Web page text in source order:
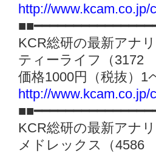
http://www.kcam.co.jp/
KCR総研の最新アナ
ティーライフ（3172
価格1000円（税抜）1
http://www.kcam.co.jp/
KCR総研の最新アナ
メドレックス（4586